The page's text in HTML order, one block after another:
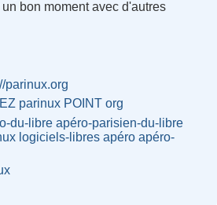
bon moment avec d'autres
parinux.org
parinux POINT org
du-libre apéro-parisien-du-libre
logiciels-libres apéro apéro-